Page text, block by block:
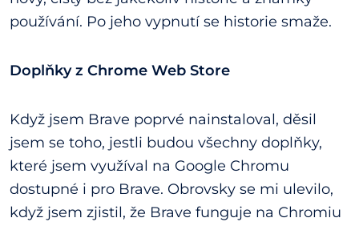
používání. Po jeho vypnutí se historie smaže.
Doplňky z Chrome Web Store
Když jsem Brave poprvé nainstaloval, děsil
jsem se toho, jestli budou všechny doplňky,
které jsem využíval na Google Chromu
dostupné i pro Brave. Obrovsky se mi ulevilo,
když jsem zjistil, že Brave funguje na Chromiu